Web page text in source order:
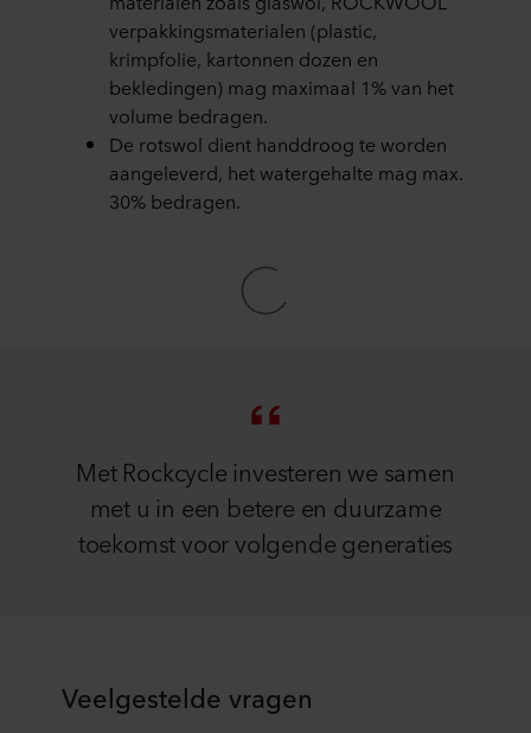
verpakkingsmaterialen (plastic,
krimpfolie, kartonnen dozen en
bekledingen) mag maximaal 1% van het
volume bedragen.
De rotswol dient handdroog te worden
aangeleverd, het watergehalte mag max.
30% bedragen.
Met Rockcycle investeren we samen
met u in een betere en duurzame
toekomst voor volgende generaties
Veelgestelde vragen